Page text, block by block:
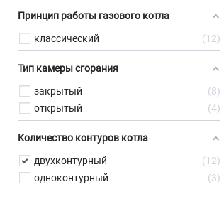
Принцип работы газового котла
классический
12
Тип камеры сгорания
закрытый
8
открытый
4
Количество контуров котла
двухконтурный
12
одноконтурный
3